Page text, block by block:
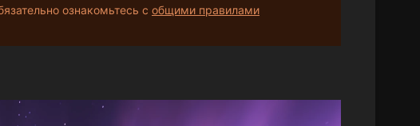
ознакомьтесь с общими правилами